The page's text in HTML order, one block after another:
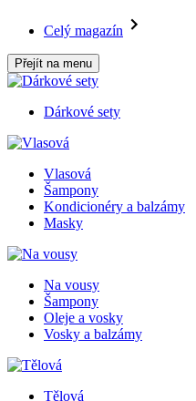
Celý magazín
Přejít na menu
Dárkové sety
Vlasová
Šampony
Kondicionéry a balzámy
Masky
Na vousy
Šampony
Oleje a vosky
Vosky a balzámy
Tělová